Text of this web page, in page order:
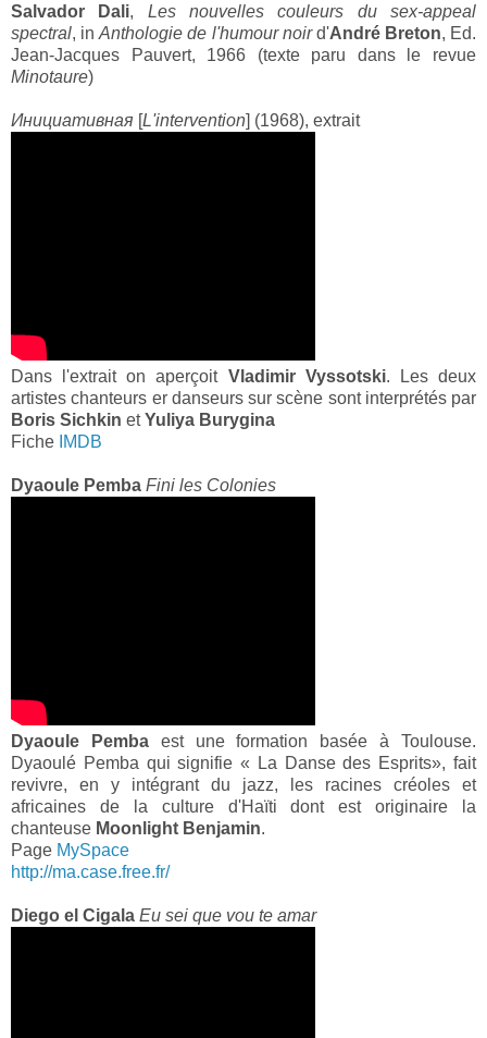
Salvador Dali, Les nouvelles couleurs du sex-appeal
spectral, inAnthologie de l'humour noird'André Breton, Ed.
Jean-Jacques Pauvert, 1966 (texte paru dans le revue
Minotaure)
Инициативная [L'intervention] (1968), extrait
Dans l'extrait on aperçoit Vladimir Vyssotski. Les deux
artistes chanteurs er danseurs sur scène sont interprétés par
Boris Sichkin etYuliya Burygina
Fiche IMDB
Dyaoule Pemba Fini les Colonies
Dyaoule Pembaest une formation basée à Toulouse.
Dyaoulé Pemba qui signifie « La Danse des Esprits», fait
revivre, en y intégrant du jazz, les racines créoles et
africaines de la culture d'Haïti dont est originaire la
chanteuse Moonlight Benjamin.
Page MySpace
http://ma.case.free.fr/
Diego el Cigala Eu sei que vou te amar